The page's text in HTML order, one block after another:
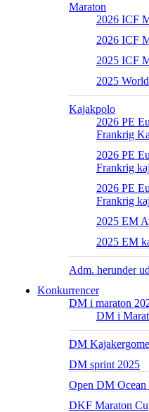
Maraton
2026 ICF
2026 ICF
2025 ICF
2025
Kajakpolo
2026 PE
Frankrig
2026 PE
Frankrig
2026 PE
Frankrig
2025 EM
2025 EM
Adm. herunder
Konkurrencer
DM i maraton
DM i
DM
DM sprint 2025
Open DM Ocean
DKF Maraton